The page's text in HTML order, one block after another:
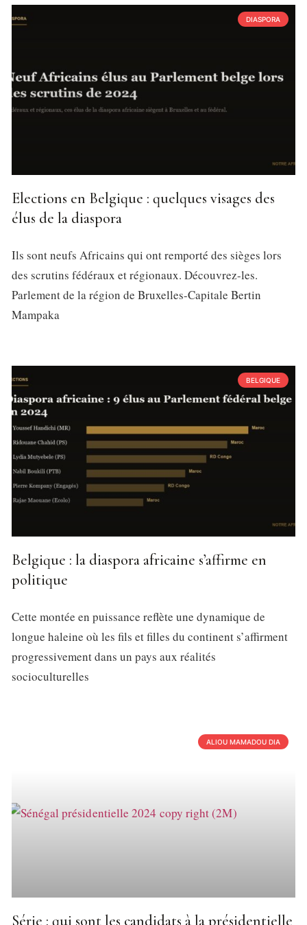
DIASPORA
Elections en Belgique : quelques visages des
élus de la diaspora
Ils sont neufs Africains qui ont remporté des sièges lors
des scrutins fédéraux et régionaux. Découvrez-les.
Parlement de la région de Bruxelles-Capitale Bertin
Mampaka
BELGIQUE
Belgique : la diaspora africaine s’affirme en
politique
Cette montée en puissance reflète une dynamique de
longue haleine où les fils et filles du continent s’affirment
progressivement dans un pays aux réalités
socioculturelles
ALIOU MAMADOU DIA
Série : qui sont les candidats à la présidentielle